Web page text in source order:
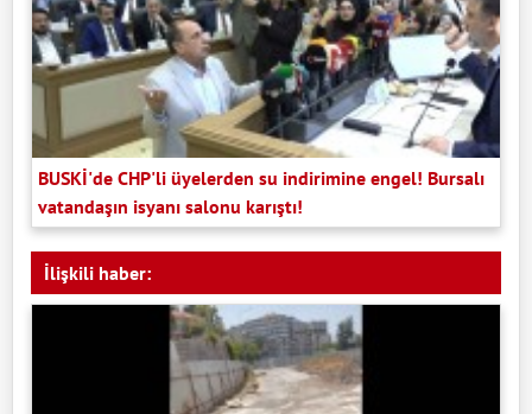
BUSKİ'de CHP'li üyelerden su indirimine engel! Bursalı
vatandaşın isyanı salonu karıştı!
İlişkili haber: